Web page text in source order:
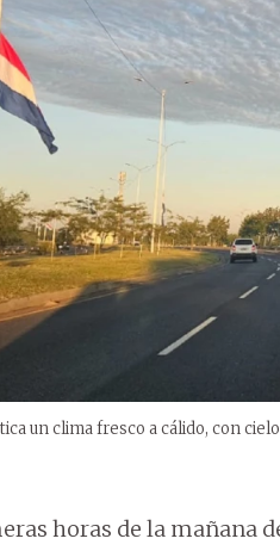
un clima fresco a cálido, con
horas de la mañana